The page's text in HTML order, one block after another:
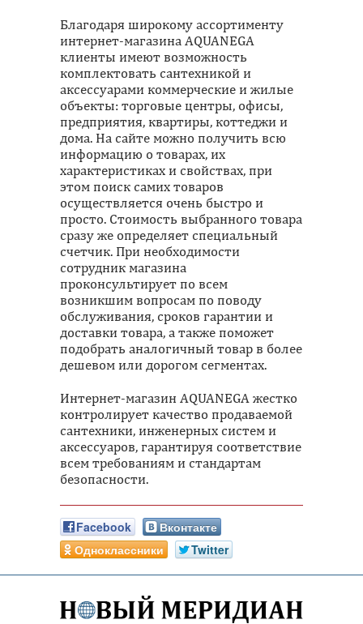
Благодаря широкому ассортименту
интернет-магазина AQUANEGA
клиенты имеют возможность
комплектовать сантехникой и
аксессуарами коммерческие и жилые
объекты: торговые центры, офисы,
предприятия, квартиры, коттеджи и
дома. На сайте можно получить всю
информацию о товарах, их
характеристиках и свойствах, при
этом поиск самих товаров
осуществляется очень быстро и
просто. Стоимость выбранного товара
сразу же определяет специальный
счетчик. При необходимости
сотрудник магазина
проконсультирует по всем
возникшим вопросам по поводу
обслуживания, сроков гарантии и
доставки товара, а также поможет
подобрать аналогичный товар в более
дешевом или дорогом сегментах.
Интернет-магазин AQUANEGA жестко
контролирует качество продаваемой
сантехники, инженерных систем и
аксессуаров, гарантируя соответствие
всем требованиям и стандартам
безопасности.
Facebook
Вконтакте
Одноклассники
Twitter